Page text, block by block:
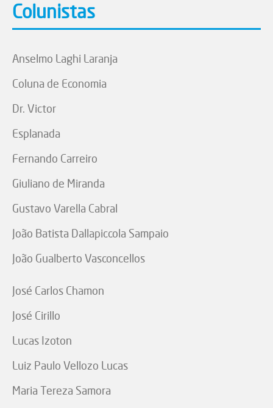
Colunistas
Anselmo Laghi Laranja
Coluna de Economia
Dr. Victor
Esplanada
Fernando Carreiro
Giuliano de Miranda
Gustavo Varella Cabral
João Batista Dallapiccola Sampaio
João Gualberto Vasconcellos
José Carlos Chamon
José Cirillo
Lucas Izoton
Luiz Paulo Vellozo Lucas
Maria Tereza Samora